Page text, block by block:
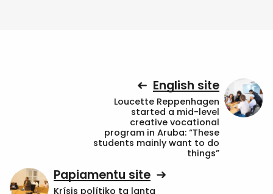
English site
Loucette Reppenhagen
started a mid-level
creative vocational
program in Aruba: “These
students mainly want to do
things”
Papiamentu site
Krísis polítiko ta lanta